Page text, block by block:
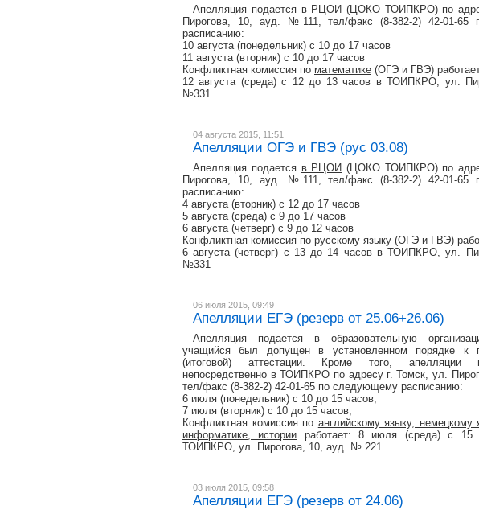
Апелляция подается в РЦОИ (ЦОКО ТОИПКРО) по
Пирогова, 10, ауд. №111, тел/факс (8-382-2) 42-01-65
расписанию:
10 августа (понедельник) с 10 до 17 часов
11 августа (вторник) с 10 до 17 часов
Конфликтная комиссия по математике (ОГЭ и ГВЭ)
12 августа (среда) с 12 до 13 часов в ТОИПКРО, ул.
№331
04 августа 2015, 11:51
Апелляции ОГЭ и ГВЭ (рус 03.08)
Апелляция подается в РЦОИ (ЦОКО ТОИПКРО) по
Пирогова, 10, ауд. №111, тел/факс (8-382-2) 42-01-65
расписанию:
4 августа (вторник) с 12 до 17 часов
5 августа (среда) с 9 до 17 часов
6 августа (четверг) с 9 до 12 часов
Конфликтная комиссия по русскому языку (ОГЭ и ГВЭ)
6 августа (четверг) с 13 до 14 часов в ТОИПКРО, ул.
№331
06 июля 2015, 09:49
Апелляции ЕГЭ (резерв от 25.06+26.06)
Апелляция подается в образовательную
учащийся был допущен в установленном порядке к
(итоговой) аттестации. Кроме того, апелляции
непосредственно в ТОИПКРО по адресу г. Томск, ул.
тел/факс (8-382-2) 42-01-65 по следующему расписанию:
6 июля (понедельник) с 10 до 15 часов,
7 июля (вторник) с 10 до 15 часов,
Конфликтная комиссия по английскому языку, немецкому
информатике, истории работает: 8 июля (среда) с
ТОИПКРО, ул. Пирогова, 10, ауд. № 221.
03 июля 2015, 09:58
Апелляции ЕГЭ (резерв от 24.06)